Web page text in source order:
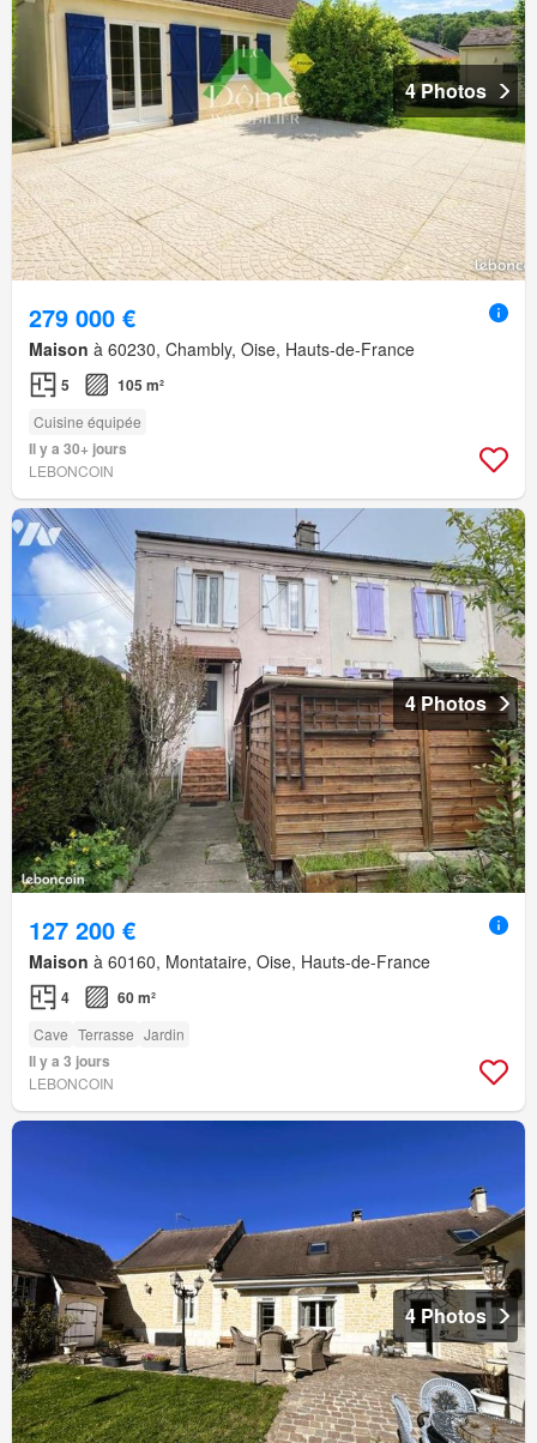
4 Photos
279 000 €
Maison à 60230, Chambly, Oise, Hauts-de-France
5 105 m²
Cuisine équipée
Il y a 30+ jours
LEBONCOIN
4 Photos
127 200 €
Maison à 60160, Montataire, Oise, Hauts-de-France
4 60 m²
Cave Terrasse Jardin
Il y a 3 jours
LEBONCOIN
4 Photos